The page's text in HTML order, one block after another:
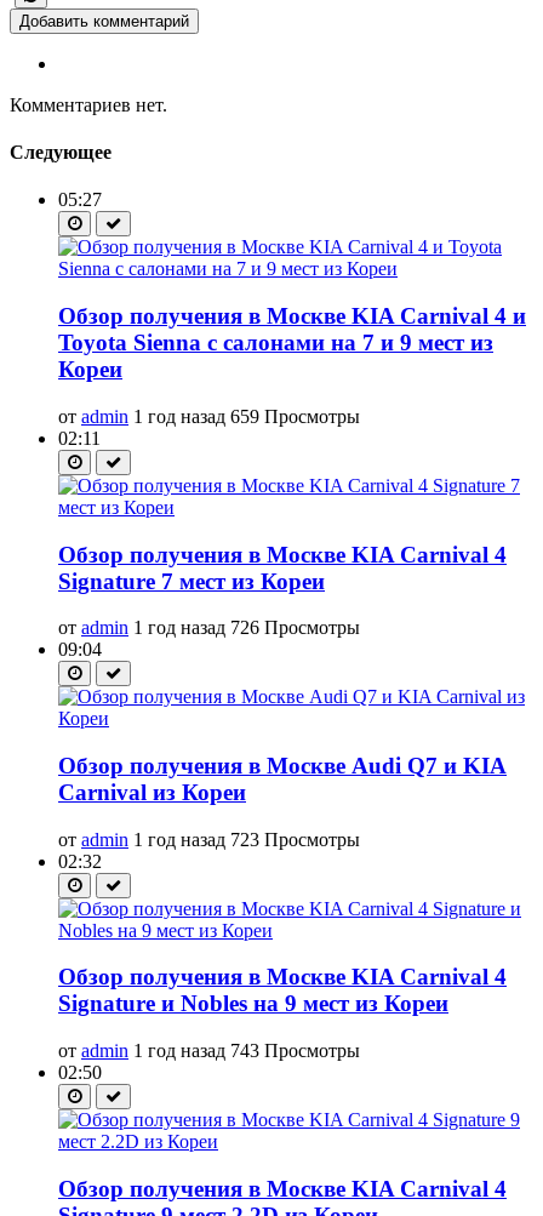
Добавить комментарий
Комментариев нет.
Следующее
05:27
Обзор получения в Москве KIA Carnival 4 и
Toyota Sienna с салонами на 7 и 9 мест из
Кореи
от admin 1 год назад 659 Просмотры
02:11
Обзор получения в Москве KIA Carnival 4
Signature 7 мест из Кореи
от admin 1 год назад 726 Просмотры
09:04
Обзор получения в Москве Audi Q7 и KIA
Carnival из Кореи
от admin 1 год назад 723 Просмотры
02:32
Обзор получения в Москве KIA Carnival 4
Signature и Nobles на 9 мест из Кореи
от admin 1 год назад 743 Просмотры
02:50
Обзор получения в Москве KIA Carnival 4